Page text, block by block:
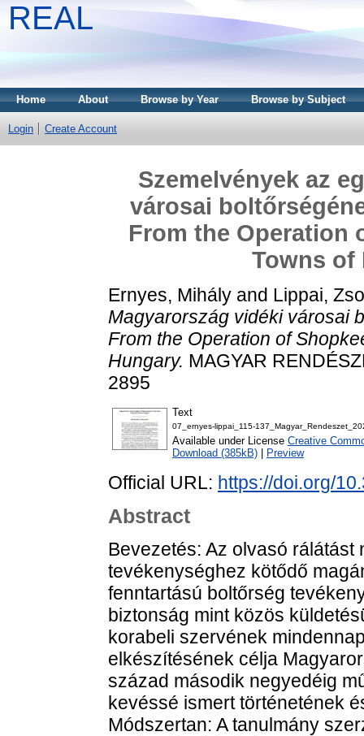
REAL
Home About Browse by Year Browse by Subject
Login Create Account
Szemelvények az
városai
From the Operation
Towns of
Ernyes, Mihály and Lippai,
Magyarország vidéki városai
From the Operation of
Hungary. MAGYAR
2895
Text
07_ernyes-lippai_115-
Available under License Creative
Download (385kB)
Preview
Official URL: https://doi.org/
Abstract
Bevezetés: Az olvasó rálátást
tevékenységhez kötődő
fenntartású boltőrség
biztonság mint közös
korabeli szervének
elkészítésének célja
század második negyedéig
kevéssé ismert történetének
Módszertan: A tanulmány